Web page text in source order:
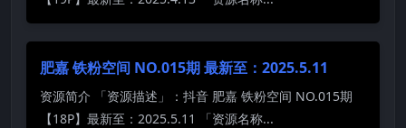
肥嘉 铁粉空间 NO.015期 最新至：2025.5.11
资源简介 「资源描述」：抖音 肥嘉 铁粉空间 NO.015期
【18P】最新至：2025.5.11 「资源名称...